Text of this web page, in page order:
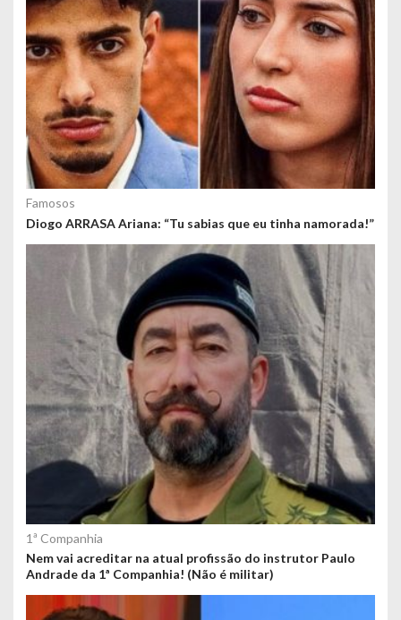
Famosos
Diogo ARRASA Ariana: “Tu sabias que eu tinha namorada!”
1ª Companhia
Nem vai acreditar na atual profissão do instrutor Paulo
Andrade da 1ª Companhia! (Não é militar)